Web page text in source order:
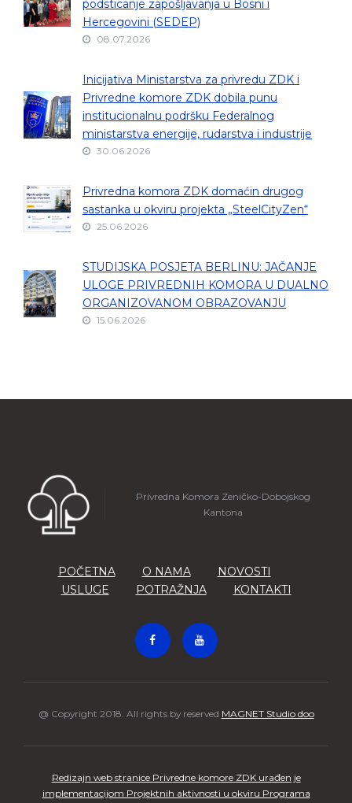
podsticanje zapošljavanja u Bosni i
Hercegovini (SEDEP)
08.07.2026
Inicijativa Ministarstva za privredu ZDK i
Privredne komore ZDK dobila punu
institucionalnu podršku Federalnog
ministarstva energije, rudarstva i industrije
30.06.2026
Privredna komora ZDK domaćin drugog
sastanka u okviru projekta „SteelCityZen“
25.06.2026
STUDIJSKA POSJETA BERLINU: JAČANJE
ULOGE PRIVREDNIH KOMORA U DUALNO
ORGANIZOVANOM OBRAZOVANJU
15.06.2026
Privredna Komora Zeničko-Dobojskog
Kantona
POČETNA O NAMA
NOVOSTI
USLUGE
POTRAŽNJA KONTAKTI
@ Copyright 2018. All rights by reserved MAGNET Studio doo
Redizajn web stranice Privredne komore ZDK urađen je
implementacijom Projektnih aktivnosti u okviru Programa